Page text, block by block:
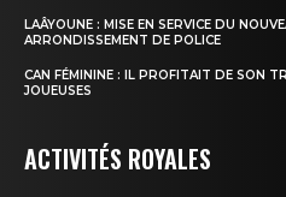
LAÂYOUNE : MISE EN SERVICE DU
ARRONDISSEMENT DE POLICE
CAN FÉMININE : IL PROFITAIT DE SON
JOUEUSES
ACTIVITÉS ROYALES